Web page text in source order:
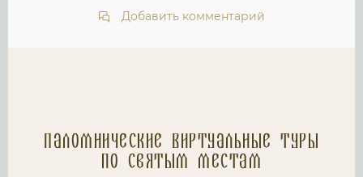
Добавить комментарий
Паломнические Виртуальные туры
по святым местам